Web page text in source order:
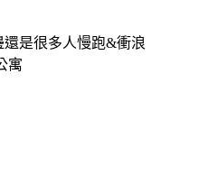
是很多人慢跑&衝浪
寓